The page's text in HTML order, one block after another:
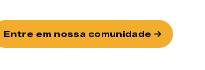
Entre em nossa comunidade